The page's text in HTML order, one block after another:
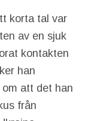
korta tal var
av en sjuk
kontakten
han
att det han
från